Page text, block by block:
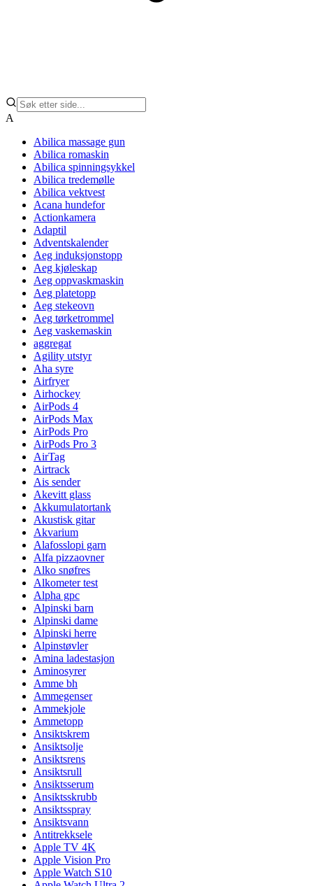
A
Abilica massage gun
Abilica romaskin
Abilica spinningsykkel
Abilica tredemølle
Abilica vektvest
Acana hundefor
Actionkamera
Adaptil
Adventskalender
Aeg induksjonstopp
Aeg kjøleskap
Aeg oppvaskmaskin
Aeg platetopp
Aeg stekeovn
Aeg tørketrommel
Aeg vaskemaskin
aggregat
Agility utstyr
Aha syre
Airfryer
Airhockey
AirPods 4
AirPods Max
AirPods Pro
AirPods Pro 3
AirTag
Airtrack
Ais sender
Akevitt glass
Akkumulatortank
Akustisk gitar
Akvarium
Alafosslopi garn
Alfa pizzaovner
Alko snøfres
Alkometer test
Alpha gpc
Alpinski barn
Alpinski dame
Alpinski herre
Alpinstøvler
Amina ladestasjon
Aminosyrer
Amme bh
Ammegenser
Ammekjole
Ammetopp
Ansiktskrem
Ansiktsolje
Ansiktsrens
Ansiktsrull
Ansiktsserum
Ansiktsskrubb
Ansiktsspray
Ansiktsvann
Antitrekksele
Apple TV 4K
Apple Vision Pro
Apple Watch S10